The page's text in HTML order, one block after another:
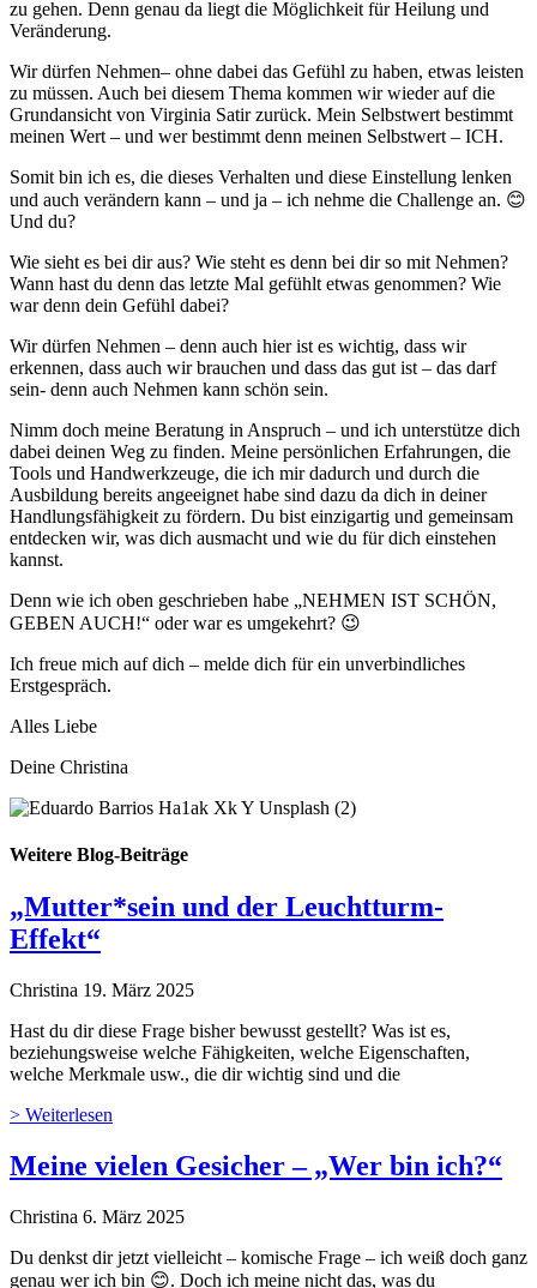
zu gehen. Denn genau da liegt die Möglichkeit für Heilung und
Veränderung.
Wir dürfen Nehmen– ohne dabei das Gefühl zu haben, etwas leisten
zu müssen. Auch bei diesem Thema kommen wir wieder auf die
Grundansicht von Virginia Satir zurück. Mein Selbstwert bestimmt
meinen Wert – und wer bestimmt denn meinen Selbstwert – ICH.
Somit bin ich es, die dieses Verhalten und diese Einstellung lenken
und auch verändern kann – und ja – ich nehme die Challenge an. 😊
Und du?
Wie sieht es bei dir aus? Wie steht es denn bei dir so mit Nehmen?
Wann hast du denn das letzte Mal gefühlt etwas genommen? Wie
war denn dein Gefühl dabei?
Wir dürfen Nehmen – denn auch hier ist es wichtig, dass wir
erkennen, dass auch wir brauchen und dass das gut ist – das darf
sein- denn auch Nehmen kann schön sein.
Nimm doch meine Beratung in Anspruch – und ich unterstütze dich
dabei deinen Weg zu finden. Meine persönlichen Erfahrungen, die
Tools und Handwerkzeuge, die ich mir dadurch und durch die
Ausbildung bereits angeeignet habe sind dazu da dich in deiner
Handlungsfähigkeit zu fördern. Du bist einzigartig und gemeinsam
entdecken wir, was dich ausmacht und wie du für dich einstehen
kannst.
Denn wie ich oben geschrieben habe „NEHMEN IST SCHÖN,
GEBEN AUCH!“ oder war es umgekehrt? 😉
Ich freue mich auf dich – melde dich für ein unverbindliches
Erstgespräch.
Alles Liebe
Deine Christina
Weitere Blog-Beiträge
„Mutter*sein und der Leuchtturm-
Effekt“
Christina 19. März 2025
Hast du dir diese Frage bisher bewusst gestellt? Was ist es,
beziehungsweise welche Fähigkeiten, welche Eigenschaften,
welche Merkmale usw., die dir wichtig sind und die
> Weiterlesen
Meine vielen Gesicher – „Wer bin ich?“
Christina 6. März 2025
Du denkst dir jetzt vielleicht – komische Frage – ich weiß doch ganz
genau wer ich bin 😊. Doch ich meine nicht das, was du